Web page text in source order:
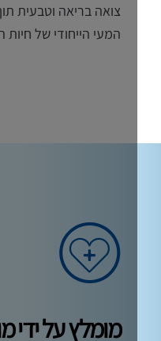
צואה בריאה וטבעית תוך
המעי הייחודי של חיות
מומלץ על ידי